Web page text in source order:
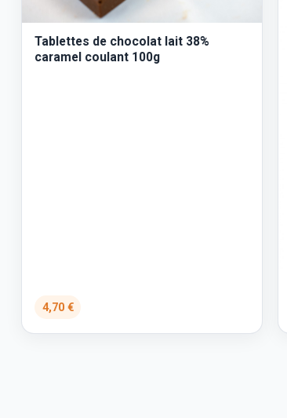
Tablettes de chocolat lait 38%
caramel coulant 100g
4,70 €